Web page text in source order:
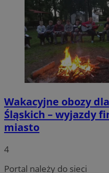
Wakacyjne obozy
Śląskich – wyjazdy
miasto
4
Portal należy do sieci